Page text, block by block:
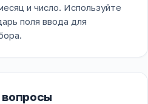
и число. Используйте
поля ввода для